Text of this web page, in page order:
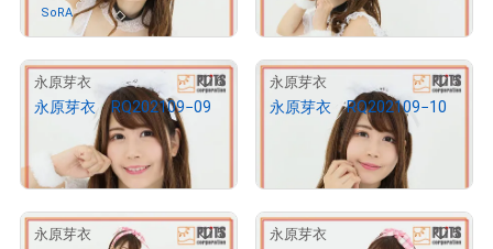
SoRAさんが保有中 売出し（初回販売）
永原芽衣 6
永原芽衣 RQ202109−09
10,000
売出し（初回販売）
永原芽衣 5
永原芽衣 RQ202109−10
10,000
売出し（初回販売）
永原芽衣 5 永原芽衣 5